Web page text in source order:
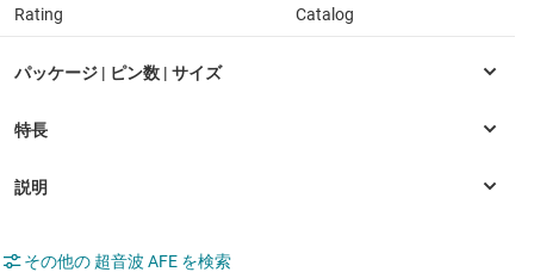
Rating Catalog
その他の 超音波 AFE を検索